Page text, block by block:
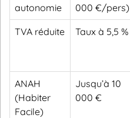
autonomie
000 €/pers)
TVA réduite Taux à 5,5 %
ANAH
(Habiter
Facile)
Jusqu’à 10
000 €